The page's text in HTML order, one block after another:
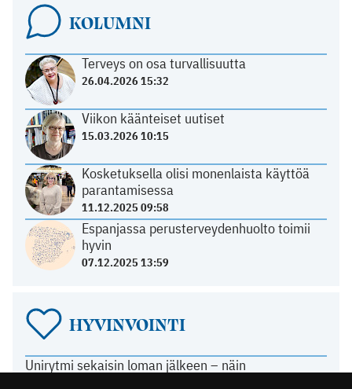
KOLUMNI
Terveys on osa turvallisuutta
26.04.2026 15:32
Viikon käänteiset uutiset
15.03.2026 10:15
Kosketuksella olisi monenlaista käyttöä
parantamisessa
11.12.2025 09:58
Espanjassa perusterveydenhuolto toimii
hyvin
07.12.2025 13:59
HYVINVOINTI
Unirytmi sekaisin loman jälkeen – näin